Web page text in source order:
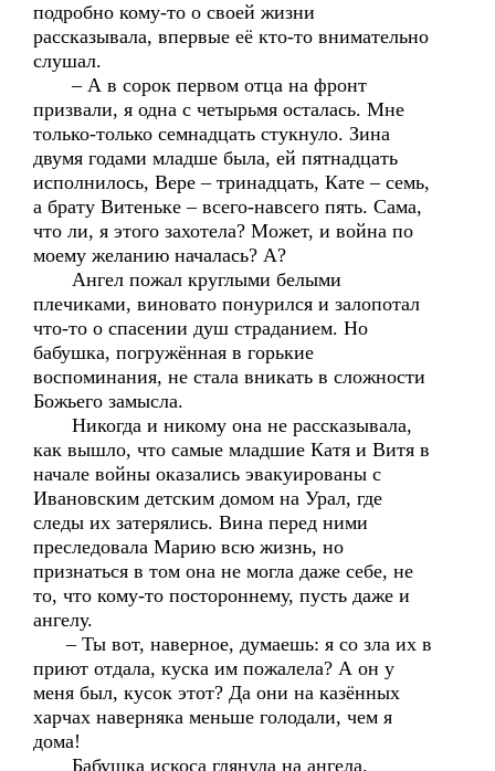
подробно кому-то о своей жизни
рассказывала, впервые её кто-то внимательно
слушал.
– А в сорок первом отца на фронт
призвали, я одна с четырьмя осталась. Мне
только-только семнадцать стукнуло. Зина
двумя годами младше была, ей пятнадцать
исполнилось, Вере – тринадцать, Кате – семь,
а брату Витеньке – всего-навсего пять. Сама,
что ли, я этого захотела? Может, и война по
моему желанию началась? А?
Ангел пожал круглыми белыми
плечиками, виновато понурился и залопотал
что-то о спасении душ страданием. Но
бабушка, погружённая в горькие
воспоминания, не стала вникать в сложности
Божьего замысла.
Никогда и никому она не рассказывала,
как вышло, что самые младшие Катя и Витя в
начале войны оказались эвакуированы с
Ивановским детским домом на Урал, где
следы их затерялись. Вина перед ними
преследовала Марию всю жизнь, но
признаться в том она не могла даже себе, не
то, что кому-то постороннему, пусть даже и
ангелу.
– Ты вот, наверное, думаешь: я со зла их в
приют отдала, куска им пожалела? А он у
меня был, кусок этот? Да они на казённых
харчах наверняка меньше голодали, чем я
дома!
Бабушка искоса глянула на ангела.